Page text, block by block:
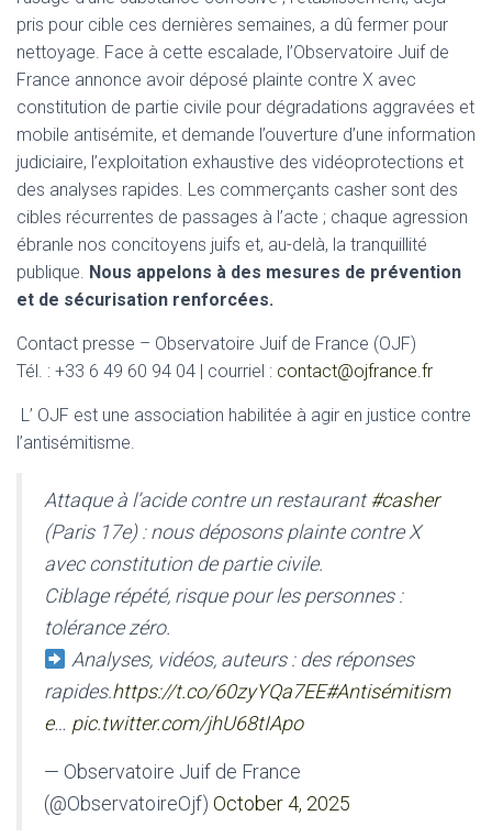
pris pour cible ces dernières semaines, a dû fermer pour
nettoyage. Face à cette escalade, l’Observatoire Juif de
France annonce avoir déposé plainte contre X avec
constitution de partie civile pour dégradations aggravées et
mobile antisémite, et demande l’ouverture d’une information
judiciaire, l’exploitation exhaustive des vidéoprotections et
des analyses rapides. Les commerçants casher sont des
cibles récurrentes de passages à l’acte ; chaque agression
ébranle nos concitoyens juifs et, au-delà, la tranquillité
publique. Nous appelons à des mesures de prévention
et de sécurisation renforcées.
Contact presse – Observatoire Juif de France (OJF)
Tél. : +33 6 49 60 94 04 | courriel : contact@ojfrance.fr
L’ OJF est une association habilitée à agir en justice contre
l’antisémitisme.
Attaque à l’acide contre un restaurant#casher
(Paris 17e) : nous déposons plainte contre X
avec constitution de partie civile.
Ciblage répété, risque pour les personnes :
tolérance zéro.
Analyses, vidéos, auteurs : des réponses
rapides.https://t.co/60zyYQa7EE#Antisémitism
e… pic.twitter.com/jhU68tIApo
— Observatoire Juif de France
(@ObservatoireOjf) October 4, 2025